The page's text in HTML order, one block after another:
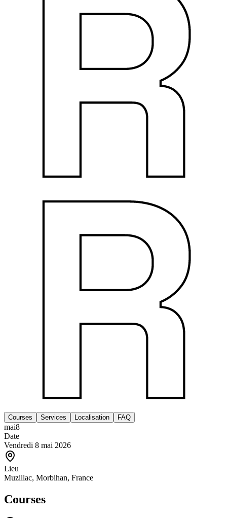
Courses Services Localisation FAQ
mai8
Date
Vendredi 8 mai 2026
Lieu
Muzillac, Morbihan, France
Courses